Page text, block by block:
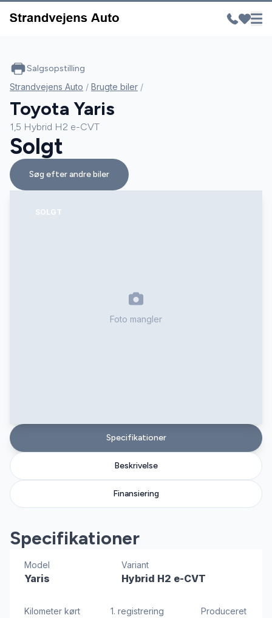
SOLGT
Foto mangler
Specifikationer
Beskrivelse
Finansiering
Specifikationer
Model
Yaris
Variant
Hybrid H2 e-CVT
Kilometer kørt 1. registrering Produceret
Salgsopstilling
Strandvejens Auto / Brugte biler /
Toyota Yaris
1,5 Hybrid H2 e-CVT
Solgt
Søg efter andre biler